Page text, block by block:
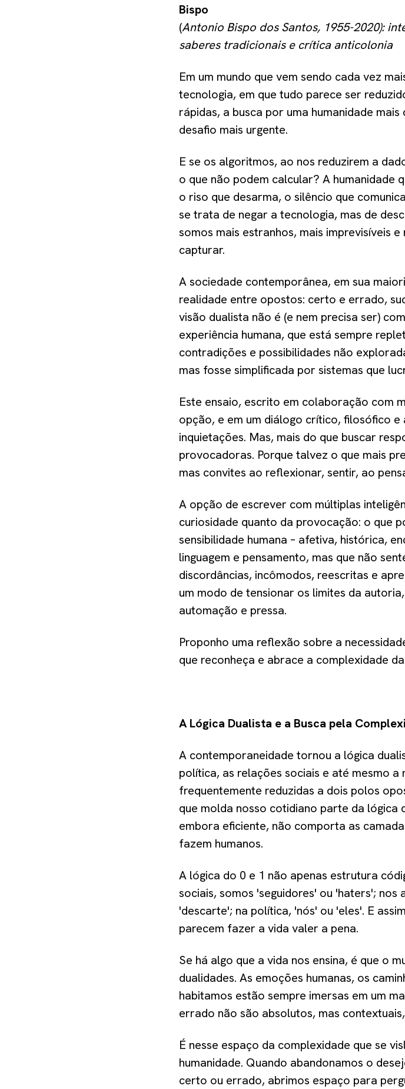
Bispo
(Antonio Bispo dos Santos, 1955-2020):
saberes tradicionais e crítica anticolonia
Em um mundo que vem sendo cada vez
tecnologia, em que tudo parece ser
rápidas, a busca por uma humanidade
desafio mais urgente.
E se os algoritmos, ao nos reduzirem a
o que não podem calcular? A
o riso que desarma, o silêncio que
se trata de negar a tecnologia, mas de
somos mais estranhos, mais imprevisíveis
capturar.
A sociedade contemporânea, em sua
realidade entre opostos: certo e errado,
visão dualista não é (e nem precisa ser)
experiência humana, que está sempre
contradições e possibilidades não
mas fosse simplificada por sistemas que
Este ensaio, escrito em colaboração com
opção, e em um diálogo crítico, filosófico
inquietações. Mas, mais do que buscar
provocadoras. Porque talvez o que mais
mas convites ao reflexionar, sentir, ao
A opção de escrever com múltiplas
curiosidade quanto da provocação: o que
sensibilidade humana – afetiva, histórica,
linguagem e pensamento, mas que não
discordâncias, incômodos, reescritas e
um modo de tensionar os limites da
automação e pressa.
Proponho uma reflexão sobre a
que reconheça e abrace a complexidade
A Lógica Dualista e a Busca pela
A contemporaneidade tornou a lógica
política, as relações sociais e até mesmo
frequentemente reduzidas a dois polos
que molda nosso cotidiano parte da lógica
embora eficiente, não comporta as
fazem humanos.
A lógica do 0 e 1 não apenas estrutura
sociais, somos 'seguidores' ou 'haters';
'descarte'; na política, 'nós' ou 'eles'. E
parecem fazer a vida valer a pena.
Se há algo que a vida nos ensina, é que o
dualidades. As emoções humanas, os
habitamos estão sempre imersas em um
errado não são absolutos, mas
É nesse espaço da complexidade que se
humanidade. Quando abandonamos o
certo ou errado, abrimos espaço para